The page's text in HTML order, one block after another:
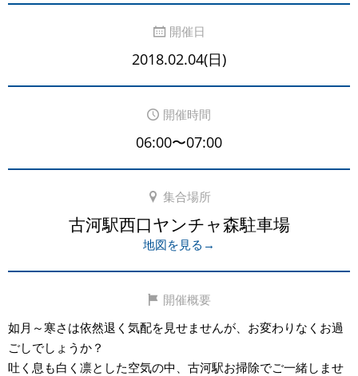
開催日
2018.02.04(日)
開催時間
06:00〜07:00
集合場所
古河駅西口ヤンチャ森駐車場
地図を見る→
開催概要
如月～寒さは依然退く気配を見せませんが、お変わりなくお過
ごしでしょうか？
吐く息も白く凛とした空気の中、古河駅お掃除でご一緒しませ